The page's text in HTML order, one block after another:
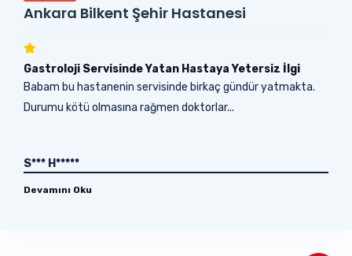
Ankara Bilkent Şehir Hastanesi
Gastroloji Servisinde Yatan Hastaya Yetersiz İlgi
Babam bu hastanenin servisinde birkaç gündür yatmakta.
Durumu kötü olmasına rağmen doktorlar...
S*** H*****
Devamını Oku